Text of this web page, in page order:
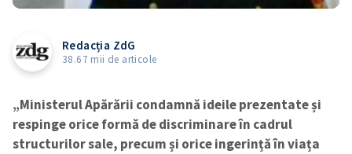
Redacția ZdG
38.67 mii de articole
„Ministerul Apărării condamnă ideile prezentate și
respinge orice formă de discriminare în cadrul
structurilor sale, precum și orice ingerință în viața